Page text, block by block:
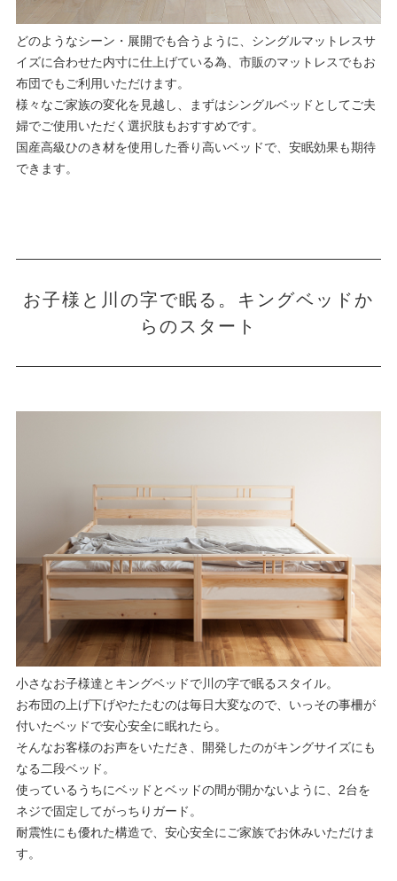
どのようなシーン・展開でも合うように、シングルマットレスサ
イズに合わせた内寸に仕上げている為、市販のマットレスでもお
布団でもご利用いただけます。
様々なご家族の変化を見越し、まずはシングルベッドとしてご夫
婦でご使用いただく選択肢もおすすめです。
国産高級ひのき材を使用した香り高いベッドで、安眠効果も期待
できます。
お子様と川の字で眠る。キングベッドか
らのスタート
小さなお子様達とキングベッドで川の字で眠るスタイル。
お布団の上げ下げやたたむのは毎日大変なので、いっその事柵が
付いたベッドで安心安全に眠れたら。
そんなお客様のお声をいただき、開発したのがキングサイズにも
なる二段ベッド。
使っているうちにベッドとベッドの間が開かないように、2台を
ネジで固定してがっちりガード。
耐震性にも優れた構造で、安心安全にご家族でお休みいただけま
す。